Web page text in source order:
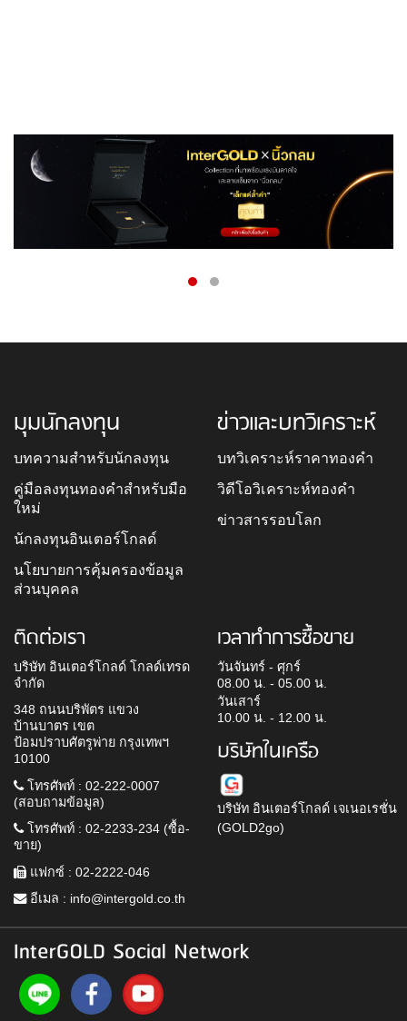
มุมนักลงทุน
บทความสำหรับนักลงทุน
คู่มือลงทุนทองคำสำหรับมือ
ใหม่
นักลงทุนอินเตอร์โกลด์
นโยบายการคุ้มครองข้อมูล
ส่วนบุคคล
ข่าวและบทวิเคราะห์
บทวิเคราะห์ราคาทองคำ
วิดีโอวิเคราะห์ทองคำ
ข่าวสารรอบโลก
ติดต่อเรา
บริษัท อินเตอร์โกลด์ โกลด์เทรด
จำกัด
348 ถนนบริพัตร แขวง
บ้านบาตร เขต
ป้อมปราบศัตรูพ่าย กรุงเทพฯ
10100
โทรศัพท์ : 02-222-0007
(สอบถามข้อมูล)
โทรศัพท์ : 02-2233-234 (ซื้อ-
ขาย)
แฟกซ์ : 02-2222-046
อีเมล : info@intergold.co.th
เวลาทำการซื้อขาย
วันจันทร์ - ศุกร์
08.00 น. - 05.00 น.
วันเสาร์
10.00 น. - 12.00 น.
บริษัทในเครือ
บริษัท อินเตอร์โกลด์ เจเนอเรชั่น
(GOLD2go)
InterGOLD Social Network